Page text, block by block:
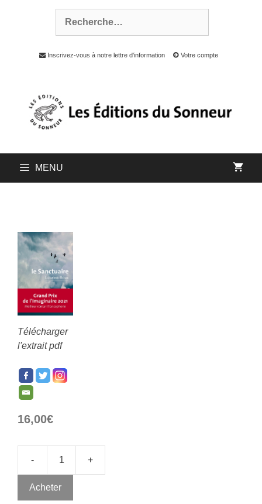
Inscrivez-vous à notre lettre d'information Votre compte
MENU
Télécharger
l'extrait pdf
16,00€
- +
Acheter